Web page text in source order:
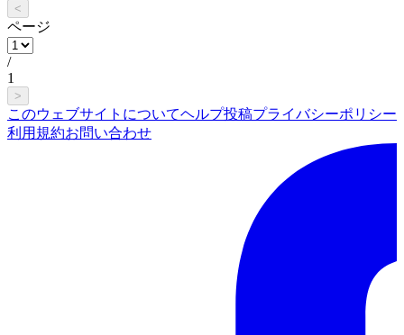
<
ページ
/
1
>
このウェブサイトについてヘルプ投稿プライバシーポリシー
利用規約お問い合わせ